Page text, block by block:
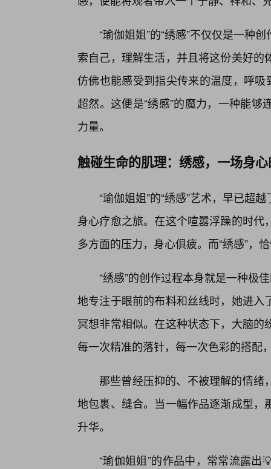
“瑜伽姐姐”的“绣感”不仅仅是一种
索自己，理解生活，并且将这份美好
仿佛也能感受到指尖传来的温度，呼
超然。这便是“绣感”的魔力，一种能
力量。
触碰生命的肌理：绣感，一场身
“瑜伽姐姐”的“绣感”艺术，早已超
身心疗愈之旅。在这个喧嚣浮躁的时
多方面的压力，身心俱疲。而“绣感”，
“绣感”的创作过程本身就是一种极
地专注于眼前的布料和丝线时，她进
冥想非常相似。在这种状态下，大脑
每一次精准的落针，每一次色彩的搭配
那些曾经压抑的、不被理解的情
地包裹、缝合。当一幅作品逐渐成型
升华。
“瑜伽姐姐”的作品中，常常流露